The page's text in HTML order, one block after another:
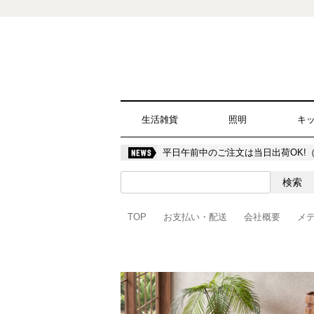
生活雑貨 照明 キ
平日午前中のご注文は当日出荷OK!
TOP お支払い・配送 会社概要 メ